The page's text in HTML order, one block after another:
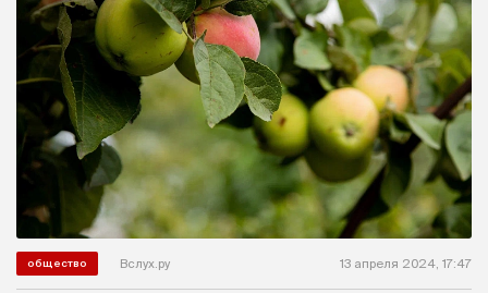
общество Вслух.ру 13 апреля 2024, 17:47